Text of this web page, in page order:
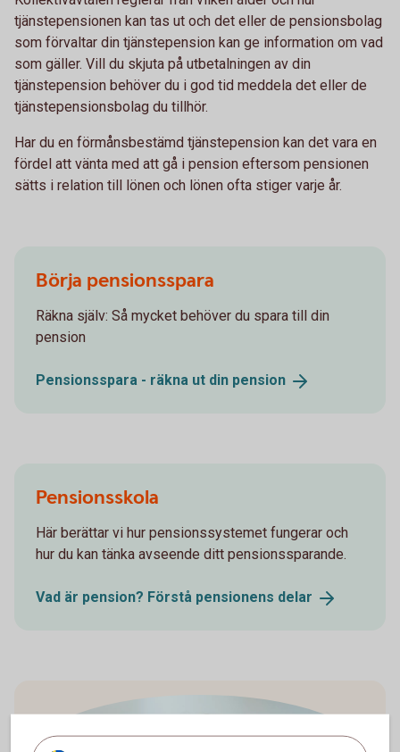
tjänstepensionen kan tas ut och det eller de pensionsbolag
som förvaltar din tjänstepension kan ge information om vad
som gäller. Vill du skjuta på utbetalningen av din
tjänstepension behöver du i god tid meddela det eller de
tjänstepensionsbolag du tillhör.
Har du en förmånsbestämd tjänstepension kan det vara en
fördel att vänta med att gå i pension eftersom pensionen
sätts i relation till lönen och lönen ofta stiger varje år.
Börja pensionsspara
Räkna själv: Så mycket behöver du spara till din
pension
Pensionsspara - räkna ut din pension
Pensionsskola
Här berättar vi hur pensionssystemet fungerar och
hur du kan tänka avseende ditt pensionssparande.
Vad är pension? Förstå pensionens delar